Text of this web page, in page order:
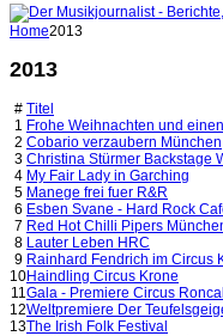
Home2013
2013
# Titel
1 Frohe Weihnachten und
2 Cobario verzaubern München
3 Christina Stürmer Backstage
4 My Fair Lady in Garching
5 Manege frei fuer R&R
6 Esben Svane - Hard Rock
7 Red Hot Chilli Pipers
8 Lauter Leben HRC
9 Rainhard Fendrich im Circus
10Haindling Circus Krone
11Gala - Premiere Circus
12Weltpremiere Der
13The Irish Folk Festival